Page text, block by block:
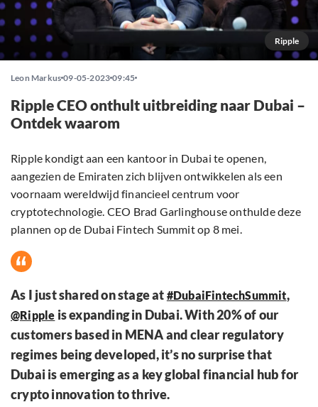
Ripple
Leon Markus 09-05-2023 09:45
Ripple CEO onthult uitbreiding naar Dubai –
Ontdek waarom
Ripple kondigt aan een kantoor in Dubai te openen,
aangezien de Emiraten zich blijven ontwikkelen als een
voornaam wereldwijd financieel centrum voor
cryptotechnologie. CEO Brad Garlinghouse onthulde deze
plannen op de Dubai Fintech Summit op 8 mei.
As I just shared on stage at #DubaiFintechSummit,
@Ripple is expanding in Dubai. With 20% of our
customers based in MENA and clear regulatory
regimes being developed, it’s no surprise that
Dubai is emerging as a key global financial hub for
crypto innovation to thrive.